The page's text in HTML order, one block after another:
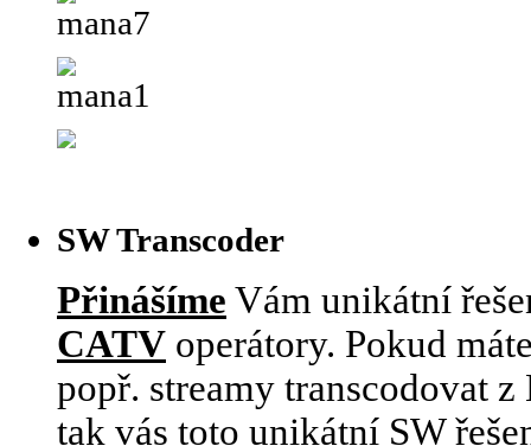
SW Transcoder
Přinášíme Vám unikátní
CATV operátory. Pokud
popř. streamy transcodovat
tak vás toto unikátní SW